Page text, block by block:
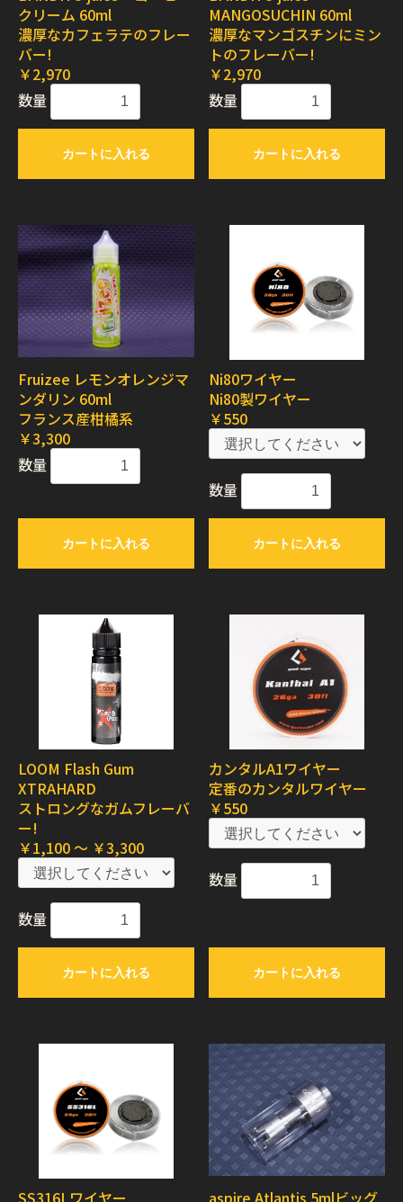
クリーム 60ml
濃厚なカフェラテのフレー
バー!
￥2,970
数量
カートに入れる
MANGOSUCHIN 60ml
濃厚なマンゴスチンにミン
トのフレーバー!
￥2,970
数量
カートに入れる
Fruizee レモンオレンジマ
ンダリン 60ml
フランス産柑橘系
￥3,300
数量
カートに入れる
Ni80ワイヤー
Ni80製ワイヤー
￥550
数量
カートに入れる
LOOM Flash Gum
XTRAHARD
ストロングなガムフレーバ
ー!
￥1,100 ～ ￥3,300
数量
カートに入れる
カンタルA1ワイヤー
定番のカンタルワイヤー
￥550
数量
カートに入れる
SS316Lワイヤー
aspire Atlantis 5mlビッグ